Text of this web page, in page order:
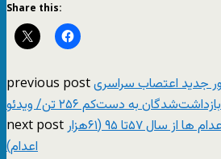
Share this:
previous postجدید اعتصاب سراسری
به دست‌کم ۲۵۶ تن/ ویدئو
next postاحسان فتاحی: آمار وارقام اعدام ها از سال ۵٧تا ٩۵ (۶١هزار
اعدام)